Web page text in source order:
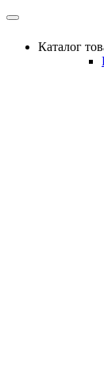
Каталог